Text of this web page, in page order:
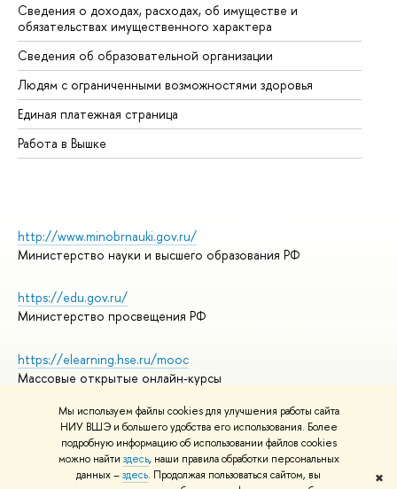
Мы используем файлы cookies для улучшения работы сайта
НИУ ВШЭ и большего удобства его использования. Более
подробную информацию об использовании файлов cookies
можно найти здесь, наши правила обработки персональных
данных –здесь. Продолжая пользоваться сайтом, вы
✖
Сведения о доходах, расходах, об имуществе и
обязательствах имущественного характера
Сведения об образовательной организации
Людям с ограниченными возможностями здоровья
Единая платежная страница
Работа в Вышке
http://www.minobrnauki.gov.ru/
Министерство науки и высшего образования РФ
https://edu.gov.ru/
Министерство просвещения РФ
https://elearning.hse.ru/mooc
Массовые открытые онлайн-курсы
© НИУ ВШЭ 1993–2026
Адреса и контакты
Условия использования материалов